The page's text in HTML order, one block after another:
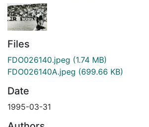
Files
FDO026140.jpeg (1.74 MB)
FDO026140A.jpeg (699.66 KB)
Date
1995-03-31